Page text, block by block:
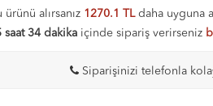
ürünü alırsanız 1270.1 TLdaha uyguna
saat 34 dakika içinde sipariş verirseniz
Siparişinizi telefonla